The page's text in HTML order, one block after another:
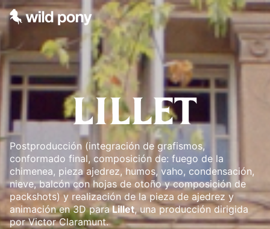
Postproducción (integración de grafismos,
conformado final, composición de: fuego de la
chimenea, pieza ajedrez, humos, vaho, condensación,
nieve, balcón con hojas de otoño y composición de
packshots) y realización de la pieza de ajedrez y
animación en 3D paraLillet, una producción dirigida
por Victor Claramunt.